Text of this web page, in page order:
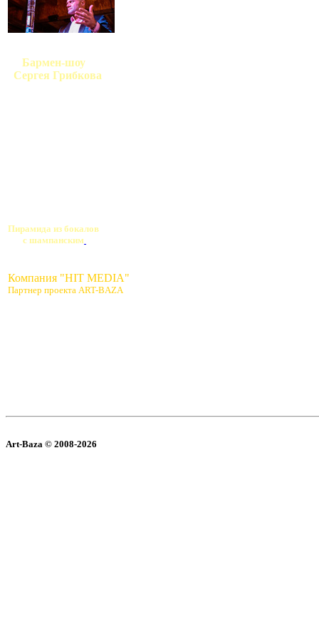
Бармен-шоу
Сергея Грибкова
Пирамида из бокалов
с шампанским
Компания "HIT MEDIA"
Партнер проекта ART-BAZA
Art-Baza © 2008-2026